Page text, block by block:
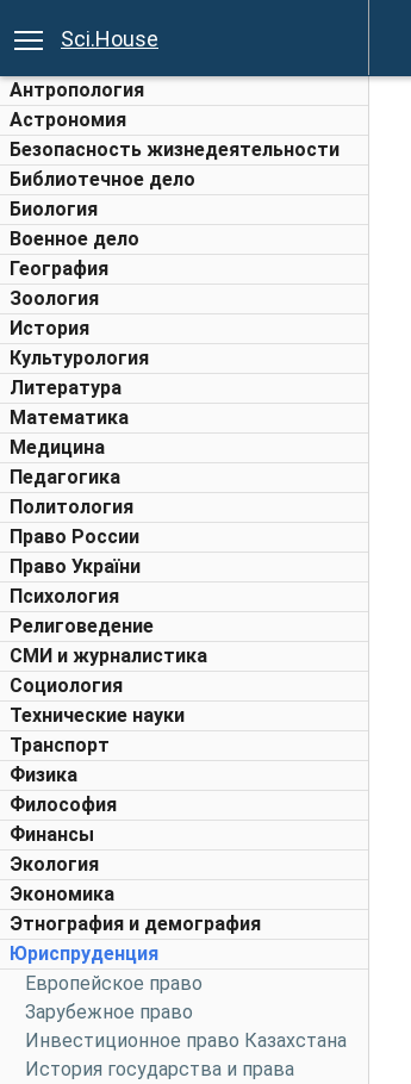
Sci.House
Антропология
Астрономия
Безопасность жизнедеятельности
Библиотечное дело
Биология
Военное дело
География
Зоология
История
Культурология
Литература
Математика
Медицина
Педагогика
Политология
Право России
Право України
Психология
Религоведение
СМИ и журналистика
Социология
Технические науки
Транспорт
Физика
Философия
Финансы
Экология
Экономика
Этнография и демография
Юриспруденция
Европейское право
Зарубежное право
Инвестиционное право Казахстана
История государства и права